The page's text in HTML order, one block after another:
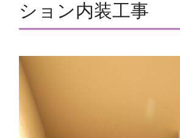
ション内装工事